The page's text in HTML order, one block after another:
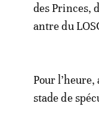
des Princes,
antre du
Pour
stade de